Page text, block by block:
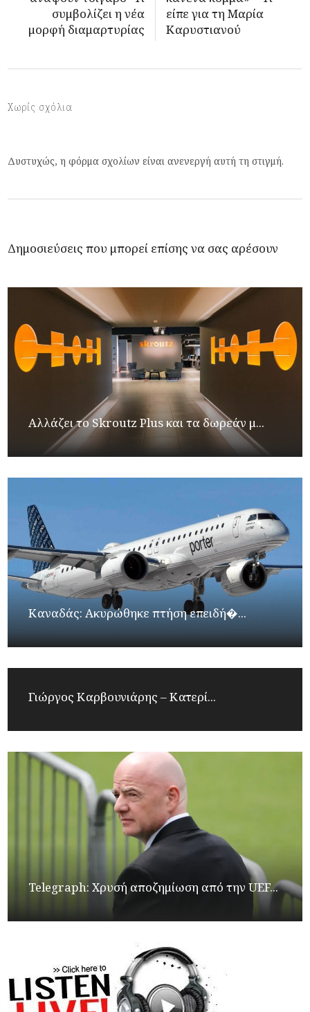
συμβολίζει η νέα
μορφή διαμαρτυρίας
είπε για τη Μαρία
Καρυστιανού
Χωρίς σχόλια
Δυστυχώς, η φόρμα σχολίων είναι ανενεργή αυτή τη στιγμή.
Δημοσιεύσεις που μπορεί επίσης να σας αρέσουν
Αλλάζει το Skroutz Plus και τα δωρεάν μ...
Καναδάς: Ακυρώθηκε πτήση επειδή�...
Γιώργος Καρβουνιάρης – Κατερί...
Telegraph: Χρυσή αποζημίωση από την UEF...